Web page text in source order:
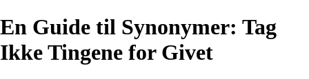
En Guide til Synonymer: Tag
Ikke Tingene for Givet